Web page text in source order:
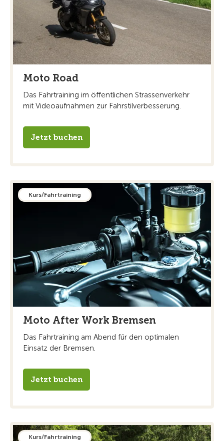
Moto Road
Das Fahrtraining im öffentlichen Strassenverkehr
mit Videoaufnahmen zur Fahrstilverbesserung.
Jetzt buchen
Kurs/Fahrtraining
Moto After Work Bremsen
Das Fahrtraining am Abend für den optimalen
Einsatz der Bremsen.
Jetzt buchen
Kurs/Fahrtraining